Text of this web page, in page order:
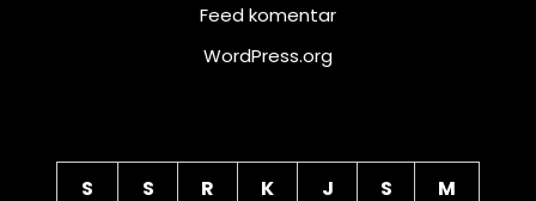
Feed komentar
WordPress.org
S S R K J S
M